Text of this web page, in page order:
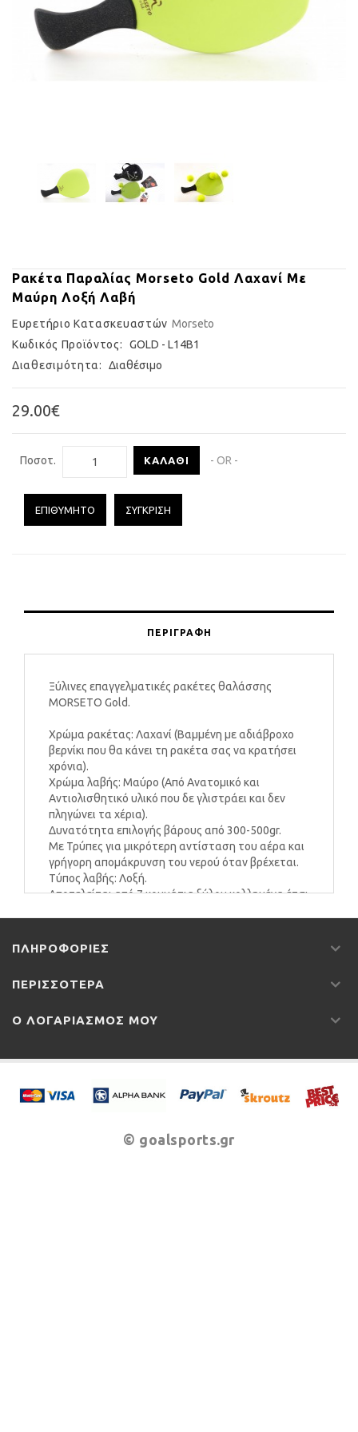
Ρακέτα Παραλίας Morseto Gold Λαχανί Με
Μαύρη Λοξή Λαβή
Ευρετήριο Κατασκευαστών Morseto
Κωδικός Προϊόντος:
GOLD - L14B1
Διαθεσιμότητα:
Διαθέσιμο
29.00€
Ποσοτ. ΚΑΛΆΘΙ - OR -
ΕΠΙΘΥΜΗΤΌ ΣΎΓΚΡΙΣΗ
ΠΕΡΙΓΡΑΦΉ
Ξύλινες επαγγελματικές ρακέτες θαλάσσης
MORSETO Gold.
Χρώμα ρακέτας: Λαχανί (Βαμμένη με αδιάβροχο
βερνίκι που θα κάνει τη ρακέτα σας να κρατήσει
χρόνια).
Χρώμα λαβής: Μαύρο (Από Ανατομικό και
Αντιολισθητικό υλικό που δε γλιστράει και δεν
πληγώνει τα χέρια).
Δυνατότητα επιλογής βάρους από 300-500gr.
Με Τρύπες για μικρότερη αντίσταση του αέρα και
γρήγορη απομάκρυνση του νερού όταν βρέχεται.
Τύπος λαβής: Λοξή.
Αποτελείται από 7 κομμάτια ξύλου κολλημένα έτσι
ΠΛΗΡΟΦΟΡΊΕΣ
ΠΕΡΙΣΣΌΤΕΡΑ
Ο ΛΟΓΑΡΙΑΣΜΌΣ ΜΟΥ
© goalsports.gr